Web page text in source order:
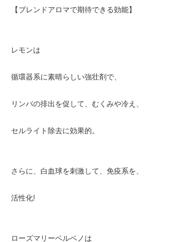
【ブレンドアロマで期待できる効能】
レモンは
循環器系に素晴らしい強壮剤で、
リンパの排出を促して、むくみや冷え、
セルライト除去に効果的。
さらに、白血球を刺激して、免疫系を、
活性化!
ローズマリーベルベノは